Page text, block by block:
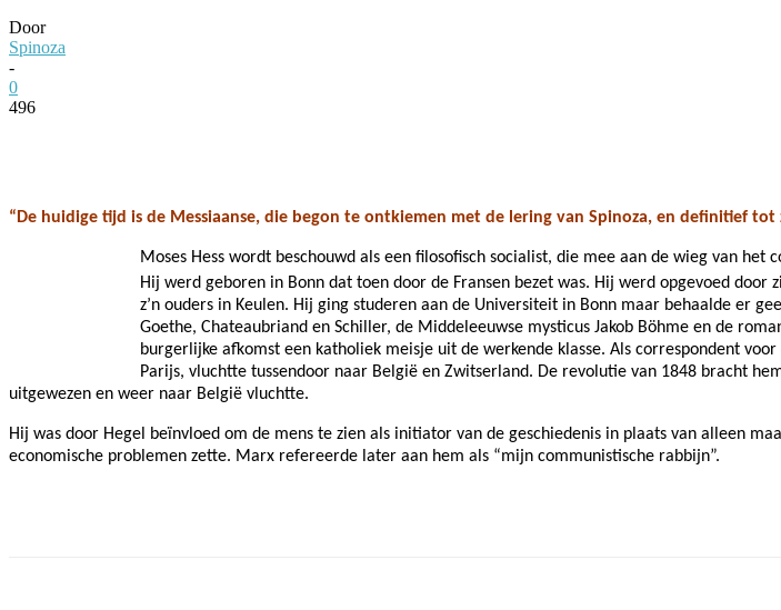
Door
Spinoza
-
0
496
“De huidige tijd is de Messiaanse, die begon te ontkiemen met de lering van Spinoza, en definitief
Moses Hess wordt beschouwd als een filosofisch socialist, die mee aan de wieg van
Hij werd geboren in Bonn dat toen door de Fransen bezet was. Hij werd opgevoed
z’n ouders in Keulen. Hij ging studeren aan de Universiteit in Bonn maar behaalde er
Goethe, Chateaubriand en Schiller, de Middeleeuwse mysticus Jakob Böhme en de
burgerlijke afkomst een katholiek meisje uit de werkende klasse. Als correspondent
Parijs, vluchtte tussendoor naar België en Zwitserland. De revolutie van 1848 bracht
uitgewezen en weer naar België vluchtte.
Hij was door Hegel beïnvloed om de mens te zien als initiator van de geschiedenis in plaats van alleen
economische problemen zette. Marx refereerde later aan hem als “mijn communistische rabbijn”.